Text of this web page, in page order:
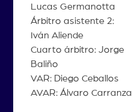
Lucas Germanotta
Árbitro asistente 2:
Iván Aliende
Cuarto árbitro: Jorge
Baliño
VAR: Diego Ceballos
AVAR: Álvaro Carranza